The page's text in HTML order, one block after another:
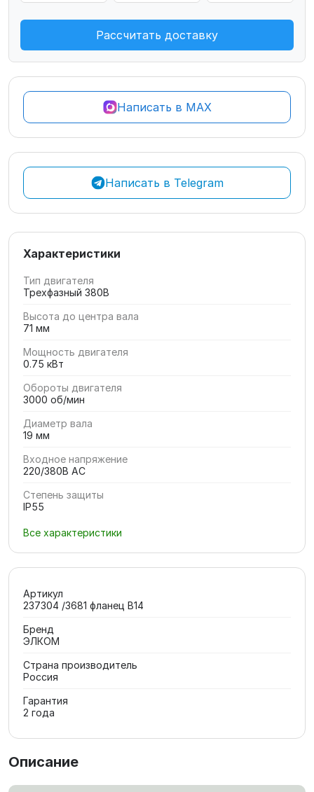
Рассчитать доставку
Написать в MAX
Написать в Telegram
Характеристики
Тип двигателя
Трехфазный 380В
Высота до центра вала
71 мм
Мощность двигателя
0.75 кВт
Обороты двигателя
3000 об/мин
Диаметр вала
19 мм
Входное напряжение
220/380В AC
Степень защиты
IP55
Все характеристики
Артикул
237304 /3681 фланец В14
Бренд
ЭЛКОМ
Страна производитель
Россия
Гарантия
2 года
Описание